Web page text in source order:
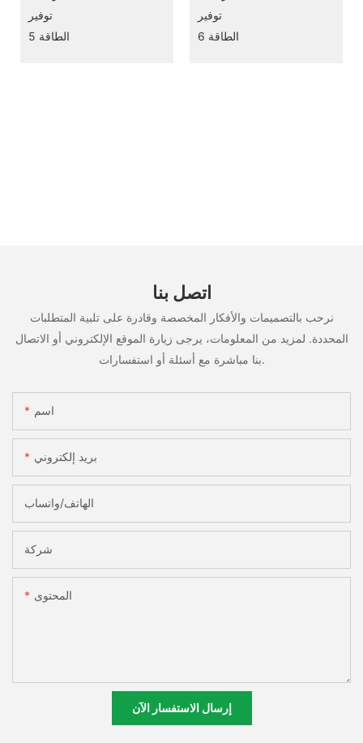
اتصل بنا
نرحب بالتصميمات والأفكار المخصصة وقادرة على تلبية المتطلبات
المحددة. لمزيد من المعلومات، يرجى زيارة الموقع الإلكتروني أو الاتصال
بنا مباشرة مع أسئلة أو استفسارات.
اسم
بريد إلكتروني
الهاتف/واتساب
شركة
المحتوى
إرسال الاستفسار الآن